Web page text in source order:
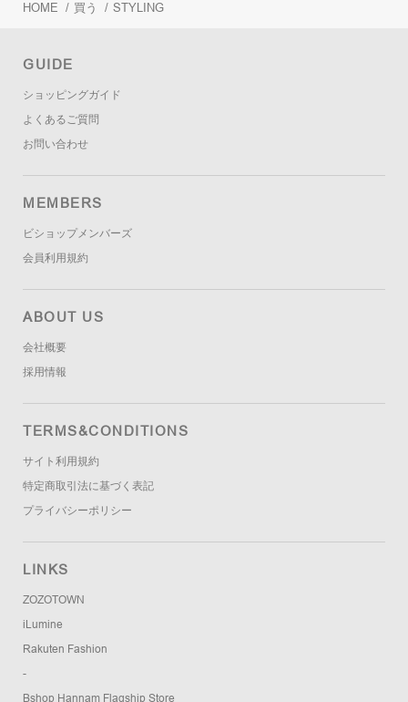
HOME / 買う / STYLING
GUIDE
ショッピングガイド
よくあるご質問
お問い合わせ
MEMBERS
ビショップメンバーズ
会員利用規約
ABOUT US
会社概要
採用情報
TERMS&CONDITIONS
サイト利用規約
特定商取引法に基づく表記
プライバシーポリシー
LINKS
ZOZOTOWN
iLumine
Rakuten Fashion
-
Bshop Hannam Flagship Store